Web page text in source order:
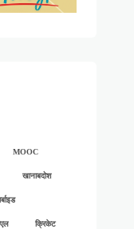
MOOC
खानाबदोश
क्रिकेट